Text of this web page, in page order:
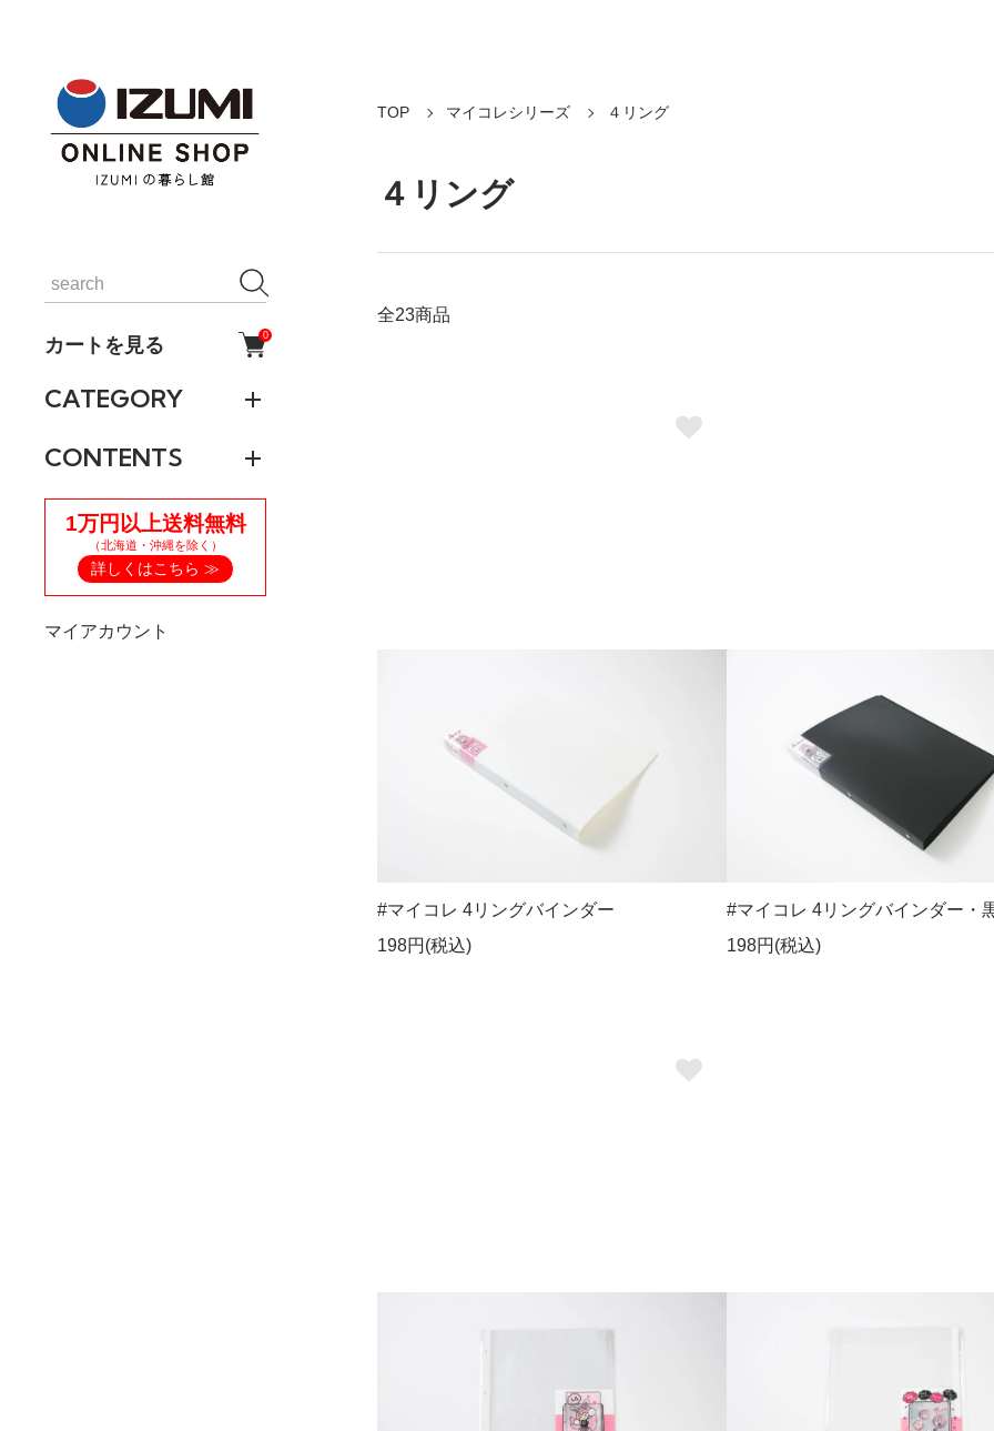
カートを見る 0
CATEGORY
CONTENTS
1万円以上送料無料
（北海道・沖縄を除く）
詳しくはこちら ≫
マイアカウント
TOP マイコレシリーズ ４リング
４リング
全23商品
#マイコレ 4リングバインダー
198円(税込)
#マイコレ 4リングバインダー・
198円(税込)